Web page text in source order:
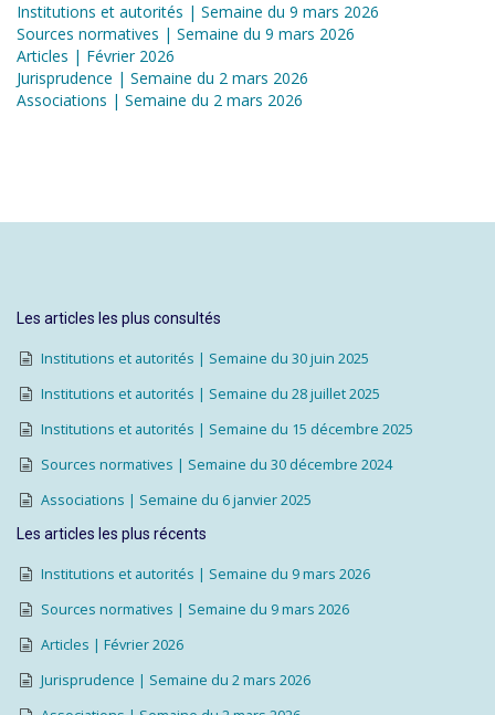
Institutions et autorités | Semaine du 9 mars 2026
Sources normatives | Semaine du 9 mars 2026
Articles | Février 2026
Jurisprudence | Semaine du 2 mars 2026
Associations | Semaine du 2 mars 2026
Les articles les plus consultés
Institutions et autorités | Semaine du 30 juin 2025
Institutions et autorités | Semaine du 28 juillet 2025
Institutions et autorités | Semaine du 15 décembre 2025
Sources normatives | Semaine du 30 décembre 2024
Associations | Semaine du 6 janvier 2025
Les articles les plus récents
Institutions et autorités | Semaine du 9 mars 2026
Sources normatives | Semaine du 9 mars 2026
Articles | Février 2026
Jurisprudence | Semaine du 2 mars 2026